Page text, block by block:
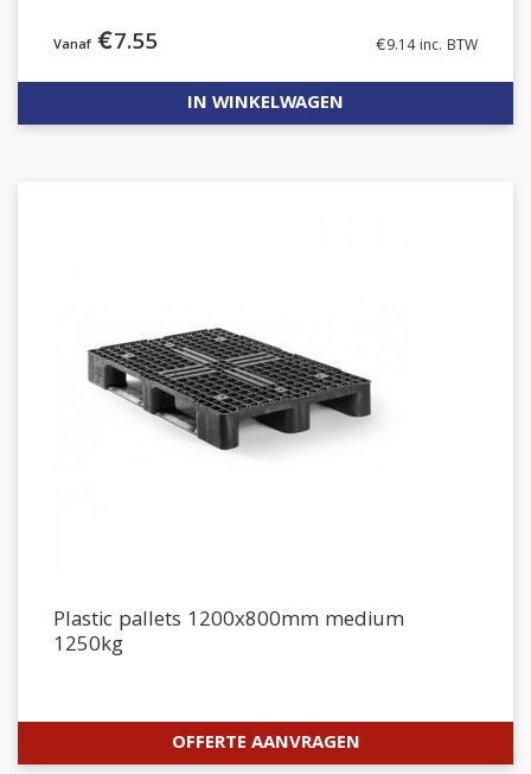
€7.55 €9.14inc. BTW
IN WINKELWAGEN
Plastic pallets 1200x800mm medium
1250kg
OFFERTE AANVRAGEN